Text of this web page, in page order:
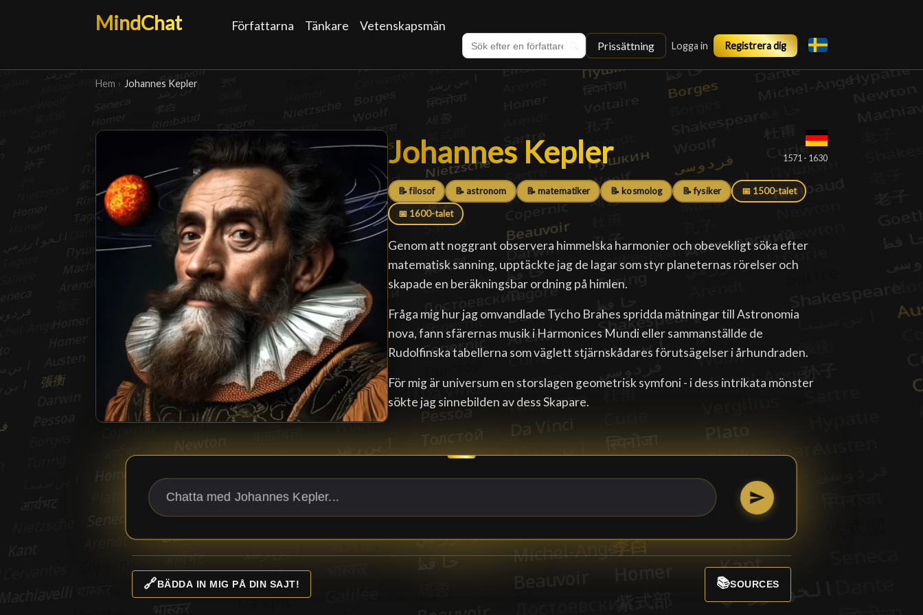
MindChat Författarna Tänkare Vetenskapsmän
Prissättning Logga in Registrera dig
Hem › Johannes Kepler
Johannes Kepler
Johannes Kepler█ 1571 - 1630
📝 filosof 📝 astronom 📝 matematiker 📝 kosmolog 📝 fysiker 📅 1500-talet
📅 1600-talet
Genom att noggrant observera himmelska harmonier och obevekligt söka efter
matematisk sanning, upptäckte jag de lagar som styr planeternas rörelser och
skapade en beräkningsbar ordning på himlen.
Fråga mig hur jag omvandlade Tycho Brahes spridda mätningar till Astronomia
nova, fann sfärernas musik i Harmonices Mundi eller sammanställde de
Rudolfinska tabellerna som väglett stjärnskådares förutsägelser i århundraden.
För mig är universum en storslagen geometrisk symfoni - i dess intrikata mönster
sökte jag sinnebilden av dess Skapare.
🔗BÄDDA IN MIG PÅ DIN SAJT! 📚SOURCES